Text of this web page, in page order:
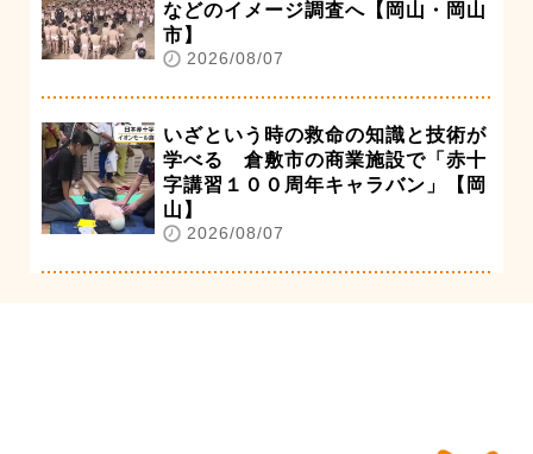
などのイメージ調査へ【岡山・岡山
市】
2026/08/07
いざという時の救命の知識と技術が
学べる 倉敷市の商業施設で「赤十
字講習１００周年キャラバン」【岡
山】
2026/08/07